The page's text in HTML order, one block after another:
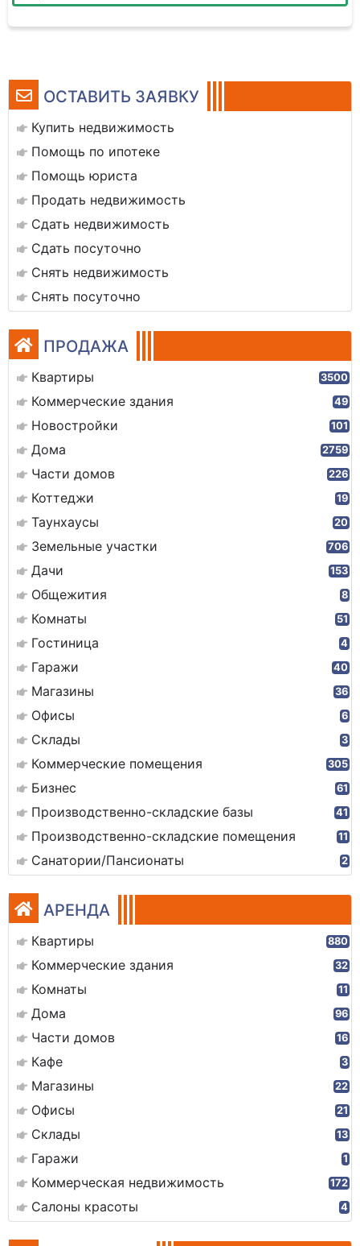
ОСТАВИТЬ ЗАЯВКУ
Купить недвижимость
Помощь по ипотеке
Помощь юриста
Продать недвижимость
Сдать недвижимость
Сдать посуточно
Снять недвижимость
Снять посуточно
ПРОДАЖА
Квартиры 3500
Коммерческие здания 49
Новостройки 101
Дома 2759
Части домов 226
Коттеджи 19
Таунхаусы 20
Земельные участки 706
Дачи 153
Общежития 8
Комнаты 51
Гостиница 4
Гаражи 40
Магазины 36
Офисы 6
Склады 3
Коммерческие помещения 305
Бизнес 61
Производственно-складские базы 41
Производственно-складские помещения 11
Санатории/Пансионаты 2
АРЕНДА
Квартиры 880
Коммерческие здания 32
Комнаты 11
Дома 96
Части домов 16
Кафе 3
Магазины 22
Офисы 21
Склады 13
Гаражи 1
Коммерческая недвижимость 172
Салоны красоты 4